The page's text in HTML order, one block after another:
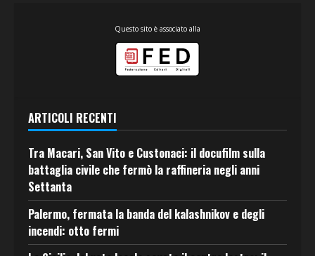
Questo sito è associato alla
ARTICOLI RECENTI
Tra Macari, San Vito e Custonaci: il docufilm sulla
battaglia civile che fermò la raffineria negli anni
Settanta
Palermo, fermata la banda del kalashnikov e degli
incendi: otto fermi